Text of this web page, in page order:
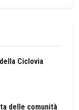
Ciclovia
delle comunità